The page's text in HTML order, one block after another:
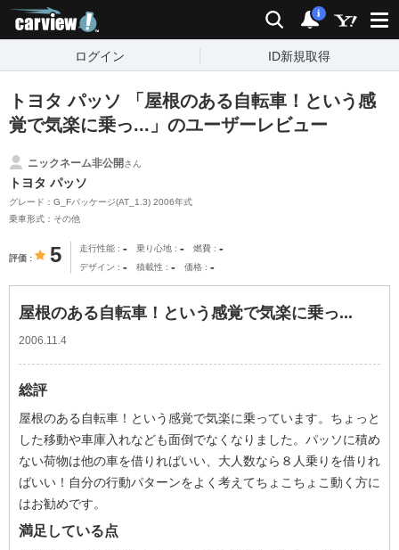
検索 通知
i
ログイン ID新規取得
トヨタ パッソ 「屋根のある自転車！という感
覚で気楽に乗っ...」のユーザーレビュー
ニックネーム非公開さん
トヨタ パッソ
グレード：G_Fパッケージ(AT_1.3) 2006年式
乗車形式：その他
評価 5 走行性能 - 乗り心地 - 燃費 -
デザイン - 積載性 - 価格 -
屋根のある自転車！という感覚で気楽に乗っ...
2006.11.4
総評
屋根のある自転車！という感覚で気楽に乗っています。ちょっと
した移動や車庫入れなども面倒でなくなりました。パッソに積め
ない荷物は他の車を借りればいい、大人数なら８人乗りを借りれ
ばいい！自分の行動パターンをよく考えてちょこちょこ動く方に
はお勧めです。
満足している点